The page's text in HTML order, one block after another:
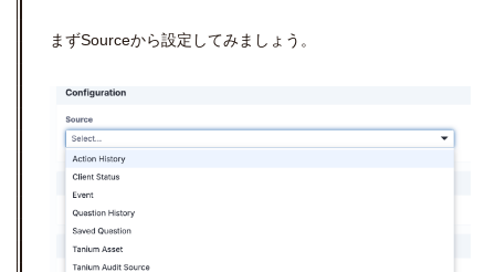
まずSourceから設定してみましょう。